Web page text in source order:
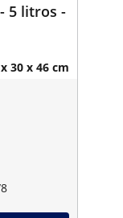
5 litros -
30 x 46 cm